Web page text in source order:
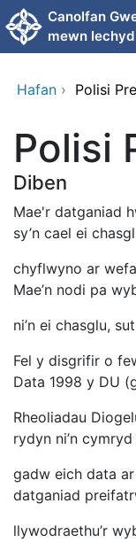
Neidio i'r prif
Canolfan
mewn
Hafan › Polisi
Polisi
Diben
Mae'r datganiad
sy’n cael ei
chyflwyno ar
Mae’n nodi pa
ni’n ei chasglu,
Fel y disgrifir o
Data 1998 y DU
Rheoliadau
rydyn ni’n
gadw eich data
datganiad
llywodraethu’r